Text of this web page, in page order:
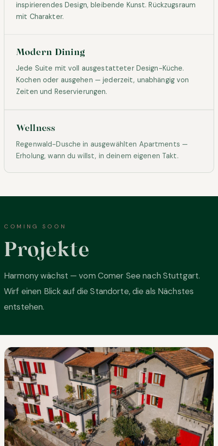
inspirierendes Design, bleibende Kunst. Rückzugsraum
mit Charakter.
Modern Dining
Jede Suite mit voll ausgestatteter Design-Küche.
Kochen oder ausgehen — jederzeit, unabhängig von
Zeiten und Reservierungen.
Wellness
Regenwald-Dusche in ausgewählten Apartments —
Erholung, wann du willst, in deinem eigenen Takt.
COMING SOON
Projekte
Harmony wächst — vom Comer See nach Stuttgart.
Wirf einen Blick auf die Standorte, die als Nächstes
entstehen.